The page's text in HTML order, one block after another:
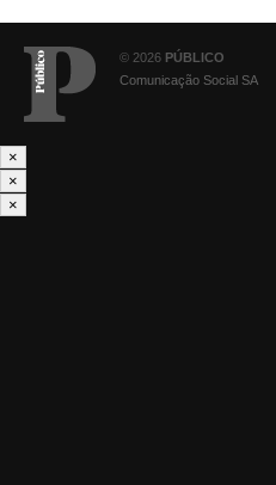
© 2026 PÚBLICO
Comunicação Social SA
×
×
×